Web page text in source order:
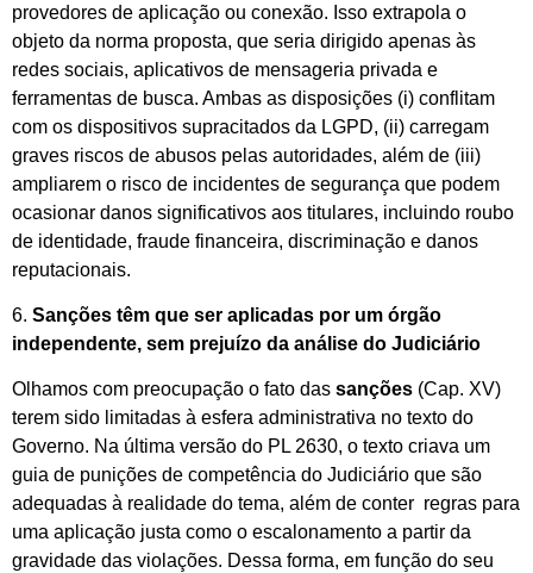
provedores de aplicação ou conexão. Isso extrapola o
objeto da norma proposta, que seria dirigido apenas às
redes sociais, aplicativos de mensageria privada e
ferramentas de busca. Ambas as disposições (i) conflitam
com os dispositivos supracitados da LGPD, (ii) carregam
graves riscos de abusos pelas autoridades, além de (iii)
ampliarem o risco de incidentes de segurança que podem
ocasionar danos significativos aos titulares, incluindo roubo
de identidade, fraude financeira, discriminação e danos
reputacionais.
6. Sanções têm que ser aplicadas por um órgão
independente, sem prejuízo da análise do Judiciário
Olhamos com preocupação o fato das sanções (Cap. XV)
terem sido limitadas à esfera administrativa no texto do
Governo. Na última versão do PL 2630, o texto criava um
guia de punições de competência do Judiciário que são
adequadas à realidade do tema, além de conter regras para
uma aplicação justa como o escalonamento a partir da
gravidade das violações. Dessa forma, em função do seu